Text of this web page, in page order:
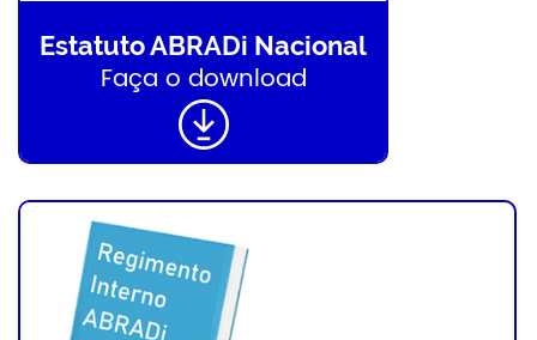
Estatuto ABRADi Nacional
Faça o download